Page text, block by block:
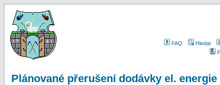
FAQ
Hledat
Plánované přerušení dodávky el. energie